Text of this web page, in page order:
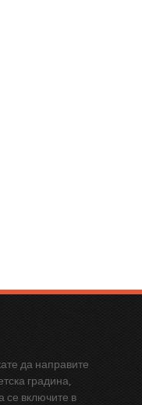
да направите
градина,
се включите в